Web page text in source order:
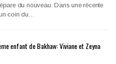
du nouveau. Dans une récente
coin du…
enfant de Bakhaw: Viviane et Zeyna